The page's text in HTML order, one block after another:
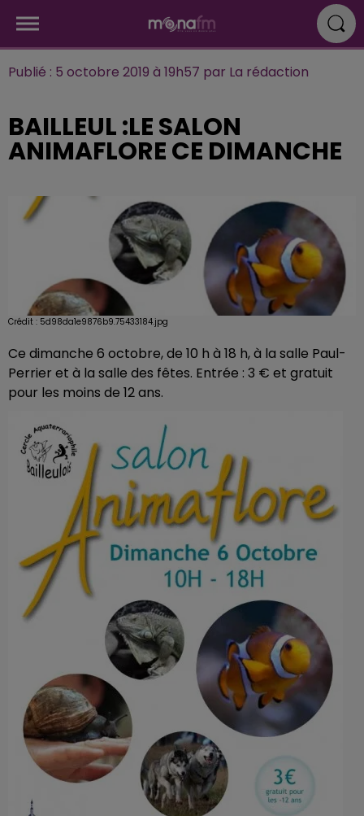
Publié : 5 octobre 2019 à 19h57 par La rédaction
BAILLEUL :LE SALON
ANIMAFLORE CE DIMANCHE
Crédit : 5d98da1e9876b9.75433184.jpg
Ce dimanche 6 octobre, de 10 h à 18 h, à la salle Paul-
Perrier et à la salle des fêtes. Entrée : 3 € et gratuit
pour les moins de 12 ans.